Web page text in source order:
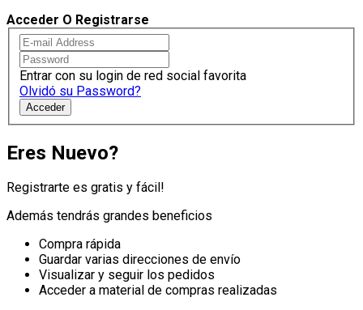
Acceder O Registrarse
Entrar con su login de red social favorita
Olvidó su Password?
Acceder
Eres Nuevo?
Registrarte es gratis y fácil!
Además tendrás grandes beneficios
Compra rápida
Guardar varias direcciones de envío
Visualizar y seguir los pedidos
Acceder a material de compras realizadas